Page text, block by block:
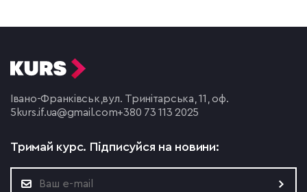
Івано-Франківськ, вул. Тринітарська, 11, оф.
5 kurs.if.ua@gmail.com+380 73 113 2025
Тримай курс. Підписуйся на новини: